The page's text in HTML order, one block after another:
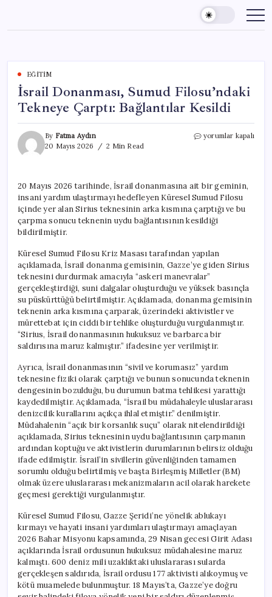
content
EĞITIM
İsrail Donanması, Sumud Filosu’ndaki
Tekneye Çarptı: Bağlantılar Kesildi
By Fatma Aydın
20 Mayıs 2026
2 Min Read
İsrail
Çarptı:
Bağlantılar
Kesildi
için
yorumlar kapalı
20 Mayıs 2026 tarihinde, İsrail donanmasına ait bir geminin,
insani yardım ulaştırmayı hedefleyen Küresel Sumud Filosu
içinde yer alan Sirius teknesinin arka kısmına çarptığı ve bu
çarpma sonucu teknenin uydu bağlantısının kesildiği
bildirilmiştir.
Küresel Sumud Filosu Kriz Masası tarafından yapılan
açıklamada, İsrail donanma gemisinin, Gazze’ye giden Sirius
teknesini durdurmak amacıyla “askeri manevralar”
gerçekleştirdiği, suni dalgalar oluşturduğu ve yüksek basınçla
su püskürttüğü belirtilmiştir. Açıklamada, donanma gemisinin
teknenin arka kısmına çarparak, üzerindeki aktivistler ve
mürettebat için ciddi bir tehlike oluşturduğu vurgulanmıştır.
“Sirius, İsrail donanmasının hukuksuz ve barbarca bir
saldırısına maruz kalmıştır.” ifadesine yer verilmiştir.
Ayrıca, İsrail donanmasının “sivil ve korumasız” yardım
teknesine fiziki olarak çarptığı ve bunun sonucunda teknenin
dengesinin bozulduğu, bu durumun batma tehlikesi yarattığı
kaydedilmiştir. Açıklamada, “İsrail bu müdahaleyle uluslararası
denizcilik kurallarını açıkça ihlal etmiştir.” denilmiştir.
Müdahalenin “açık bir korsanlık suçu” olarak nitelendirildiği
açıklamada, Sirius teknesinin uydu bağlantısının çarpmanın
ardından koptuğu ve aktivistlerin durumlarının belirsiz olduğu
ifade edilmiştir. İsrail’in sivillerin güvenliğinden tamamen
sorumlu olduğu belirtilmiş ve başta Birleşmiş Milletler (BM)
olmak üzere uluslararası mekanizmaların acil olarak harekete
geçmesi gerektiği vurgulanmıştır.
Küresel Sumud Filosu, Gazze Şeridi’ne yönelik ablukayı
kırmayı ve hayati insani yardımları ulaştırmayı amaçlayan
2026 Bahar Misyonu kapsamında, 29 Nisan gecesi Girit Adası
açıklarında İsrail ordusunun hukuksuz müdahalesine maruz
kalmıştı. 600 deniz mili uzaklıktaki uluslararası sularda
gerçekleşen saldırıda, İsrail ordusu 177 aktivisti alıkoymuş ve
kötü muamelede bulunmuştur. 18 Mayıs’ta, Gazze’ye doğru